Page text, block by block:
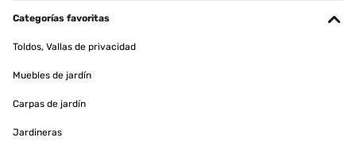
Categorías favoritas
Toldos, Vallas de privacidad
Muebles de jardín
Carpas de jardín
Jardineras